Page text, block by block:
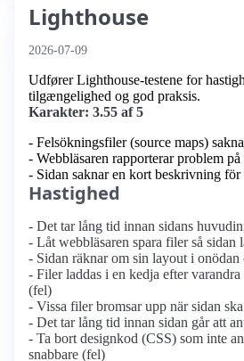
Lighthouse
2026-07-09
Udfører Lighthouse-testene for
tilgængelighed og god praksis.
Karakter: 3.55 af 5
- Felsökningsfiler (source maps)
- Webbläsaren rapporterar problem
- Sidan saknar en kort beskrivning
Hastighed
- Det tar lång tid innan sidans
- Låt webbläsaren spara filer så sidan
- Sidan räknar om sin layout i
- Filer laddas i en kedja efter varandra
(fel)
- Vissa filer bromsar upp när sidan
- Det tar lång tid innan sidan går att
- Ta bort designkod (CSS) som inte
snabbare (fel)